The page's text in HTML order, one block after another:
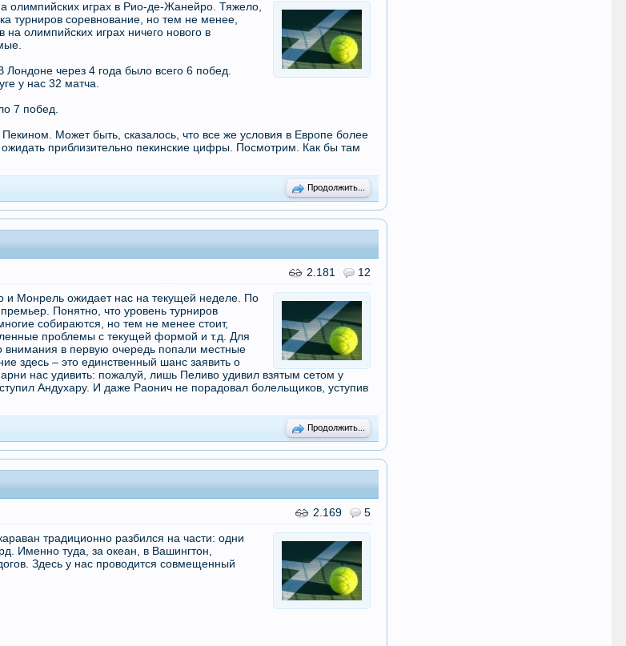
олимпийских играх в Рио-де-Жанейро. Тяжело,
турниров соревнование, но тем не менее,
олимпийских играх ничего нового в
через 4 года было всего 6 побед.
у нас 32 матча.
7 побед.
Может быть, сказалось, что все же условия в Европе более
приблизительно пекинские цифры. Посмотрим. Как бы там
Продолжить...
12
2.181
и Монрель ожидает нас на текущей неделе. По
Понятно, что уровень турниров
собираются, но тем не менее стоит,
проблемы с текущей формой и т.д. Для
внимания в первую очередь попали местные
здесь – это единственный шанс заявить о
нас удивить: пожалуй, лишь Пеливо удивил взятым сетом у
Андухару. И даже Раонич не порадовал болельщиков, уступив
Продолжить...
5
2.169
традиционно разбился на части: одни
Именно туда, за океан, в Вашингтон,
Здесь у нас проводится совмещенный